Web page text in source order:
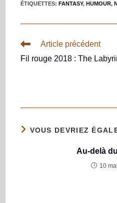
ÉTIQUETTES:FANTASY, HUMOUR,
Article précédent
Fil rouge 2018 : The
VOUS DEVRIEZ
Au-delà
10